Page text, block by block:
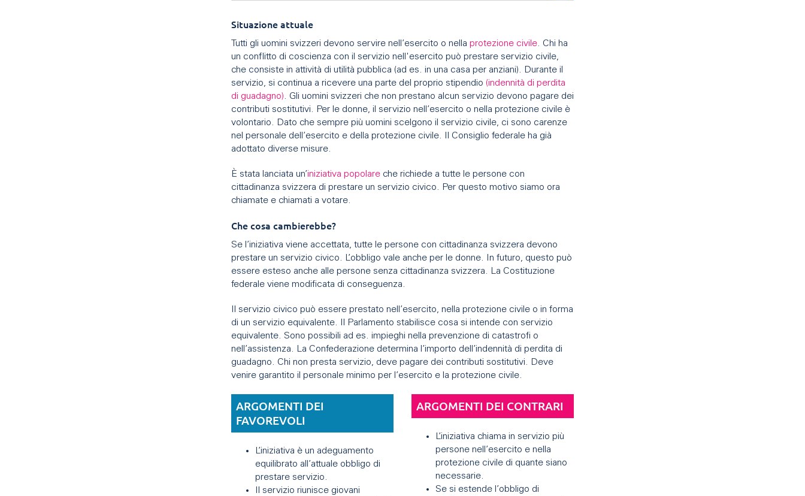
Situazione attuale
Tutti gli uomini svizzeri devono servire nell’esercito o nella protezione civile. Chi ha
un conflitto di coscienza con il servizio nell'esercito può prestare servizio civile,
che consiste in attività di utilità pubblica (ad es. in una casa per anziani). Durante il
servizio, si continua a ricevere una parte del proprio stipendio (indennità di perdita
di guadagno). Gli uomini svizzeri che non prestano alcun servizio devono pagare dei
contributi sostitutivi. Per le donne, il servizio nell’esercito o nella protezione civile è
volontario. Dato che sempre più uomini scelgono il servizio civile, ci sono carenze
nel personale dell’esercito e della protezione civile. Il Consiglio federale ha già
adottato diverse misure.
È stata lanciata un’iniziativa popolare che richiede a tutte le persone con
cittadinanza svizzera di prestare un servizio civico. Per questo motivo siamo ora
chiamate e chiamati a votare.
Che cosa cambierebbe?
Se l’iniziativa viene accettata, tutte le persone con cittadinanza svizzera devono
prestare un servizio civico. L’obbligo vale anche per le donne. In futuro, questo può
essere esteso anche alle persone senza cittadinanza svizzera. La Costituzione
federale viene modificata di conseguenza.
Il servizio civico può essere prestato nell’esercito, nella protezione civile o in forma
di un servizio equivalente. Il Parlamento stabilisce cosa si intende con servizio
equivalente. Sono possibili ad es. impieghi nella prevenzione di catastrofi o
nell’assistenza. La Confederazione determina l’importo dell’indennità di perdita di
guadagno. Chi non presta servizio, deve pagare dei contributi sostitutivi. Deve
venire garantito il personale minimo per l’esercito e la protezione civile.
ARGOMENTI DEI
FAVOREVOLI
L’iniziativa è un adeguamento
equilibrato all’attuale obbligo di
prestare servizio.
Il servizio riunisce giovani
ARGOMENTI DEI CONTRARI
L’iniziativa chiama in servizio più
persone nell’esercito e nella
protezione civile di quante siano
necessarie.
Se si estende l’obbligo di